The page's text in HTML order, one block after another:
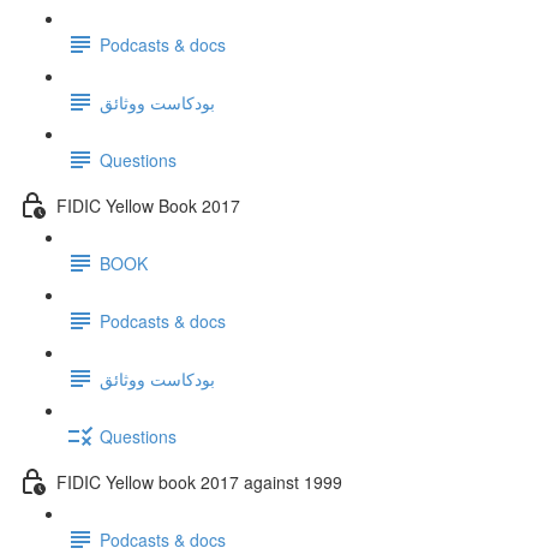
Podcasts & docs
بودكاست ووثائق
Questions
FIDIC Yellow Book 2017
BOOK
Podcasts & docs
بودكاست ووثائق
Questions
FIDIC Yellow book 2017 against 1999
Podcasts & docs